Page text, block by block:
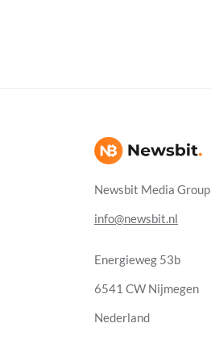
Newsbit Media Group
info@newsbit.nl
Energieweg 53b
6541 CW Nijmegen
Nederland